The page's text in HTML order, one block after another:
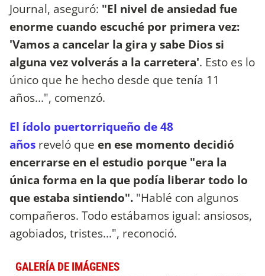
Journal, aseguró: "El nivel de ansiedad fue
enorme cuando escuché por primera vez:
'Vamos a cancelar la gira y sabe Dios si
alguna vez volverás a la carretera'. Esto es lo
único que he hecho desde que tenía 11
años...", comenzó.
El ídolo puertorriqueño de 48
años reveló que en ese momento decidió
encerrarse en el estudio porque "era la
única forma en la que podía liberar todo lo
que estaba sintiendo". "Hablé con algunos
compañeros. Todo estábamos igual: ansiosos,
agobiados, tristes...", reconoció.
GALERÍA DE IMÁGENES